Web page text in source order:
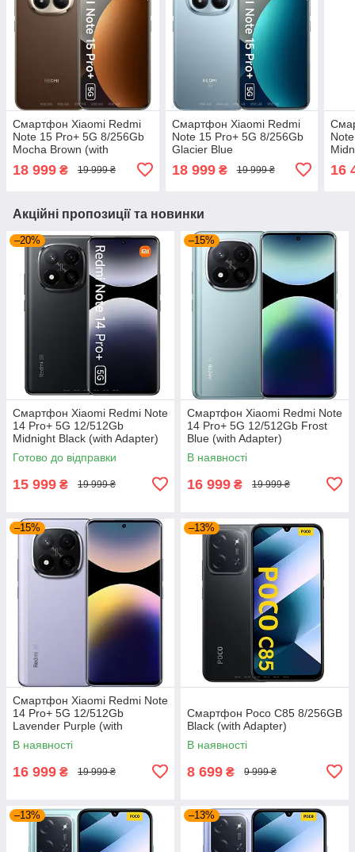
Смартфон Xiaomi Redmi
Note 15 Pro+ 5G 8/256Gb
Mocha Brown (with
18 999 ₴ 19 999 ₴
Смартфон Xiaomi Redmi
Note 15 Pro+ 5G 8/256Gb
Glacier Blue
18 999₴ 19 999 ₴ 16
Акційні пропозиції та новинки
–20%
Смартфон Xiaomi Redmi Note
14 Pro+ 5G 12/512Gb
Midnight Black (with Adapter)
Готово до відправки
15 999 ₴ 19 999 ₴
–15%
Смартфон Xiaomi Redmi Note
14 Pro+ 5G 12/512Gb Frost
Blue (with Adapter)
В наявності
16 999 ₴ 19 999 ₴
–15%
Смартфон Xiaomi Redmi Note
14 Pro+ 5G 12/512Gb
Lavender Purple (with
Adapter)
В наявності
16 999 ₴ 19 999 ₴
–13%
Смартфон Poco C85 8/256GB
Black (with Adapter)
В наявності
8 699 ₴ 9 999 ₴
–13% –13%